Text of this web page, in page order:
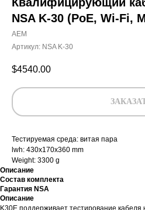
NSA K-30 (PoE, Wi-Fi,
AEM
Артикул: NSA K-30
$4540.00
Тестируемая среда: витая пара
lwh: 430x170x360 mm
Weight: 3300 g
Описание
Состав комплекта
Гарантия NSA
Описание